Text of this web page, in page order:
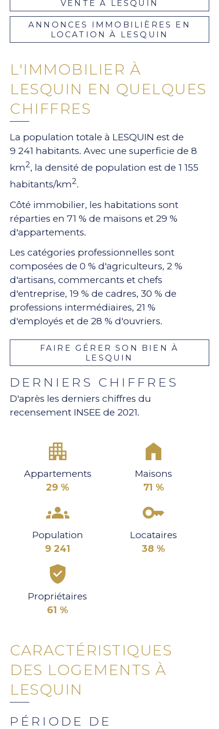
VENTE À LESQUIN
ANNONCES IMMOBILIÈRES EN
LOCATION À LESQUIN
L'IMMOBILIER À
LESQUIN EN QUELQUES
CHIFFRES
La population totale à LESQUIN est de
9 241 habitants. Avec une superficie de 8
km2, la densité de population est de 1 155
habitants/km2.
Côté immobilier, les habitations sont
réparties en 71 % de maisons et 29 %
d'appartements.
Les catégories professionnelles sont
composées de 0 % d'agriculteurs, 2 %
d'artisans, commercants et chefs
d'entreprise, 19 % de cadres, 30 % de
professions intermédiaires, 21 %
d'employés et de 28 % d'ouvriers.
FAIRE GÉRER SON BIEN À
LESQUIN
DERNIERS CHIFFRES
D'après les derniers chiffres du
recensement INSEE de 2021.
Appartements
29 %
Maisons
71 %
Population
9 241
Locataires
38 %
Propriétaires
61 %
CARACTÉRISTIQUES
DES LOGEMENTS À
LESQUIN
PÉRIODE DE